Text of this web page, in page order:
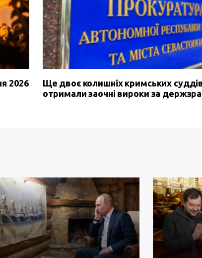
2026
Ще двоє колишніх кримських
отримали заочні вироки за